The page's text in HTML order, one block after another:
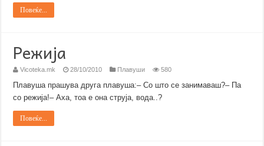
Повеќе...
Режија
Vicoteka.mk 28/10/2010 Плавуши 580
Плавуша прашува друга плавуша:– Со што се занимаваш?– Па
со режија!– Аха, тоа е она струја, вода..?
Повеќе...